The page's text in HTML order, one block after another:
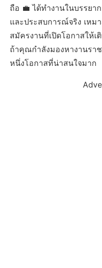
ถือ 💼 ได้ทำงานในบรรย
และประสบการณ์จริง เหม
สมัครงานที่เปิดโอกาสให้เ
ถ้าคุณกำลังมองหางานรา
หนึ่งโอกาสที่น่าสนใจมาก